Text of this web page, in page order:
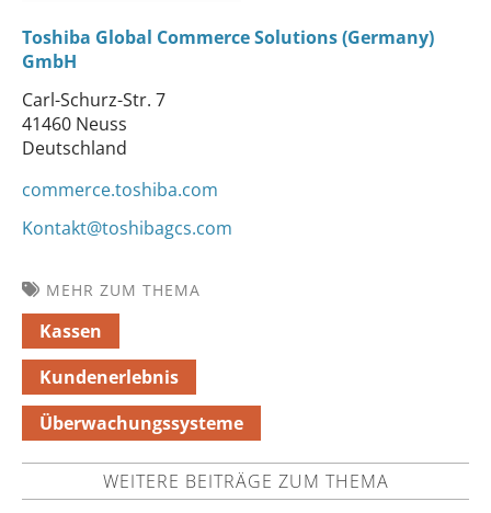
Toshiba Global Commerce Solutions (Germany)
GmbH
Carl-Schurz-Str. 7
41460 Neuss
Deutschland
commerce.toshiba.com
Kontakt@toshibagcs.com
MEHR ZUM THEMA
Kassen
Kundenerlebnis
Überwachungssysteme
WEITERE BEITRÄGE ZUM THEMA